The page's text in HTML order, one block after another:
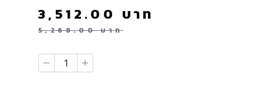
5,268.00บาท
3,512.00 บาท